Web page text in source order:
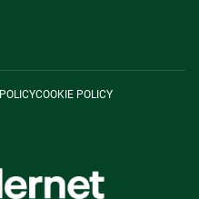
COOKIE POLICY